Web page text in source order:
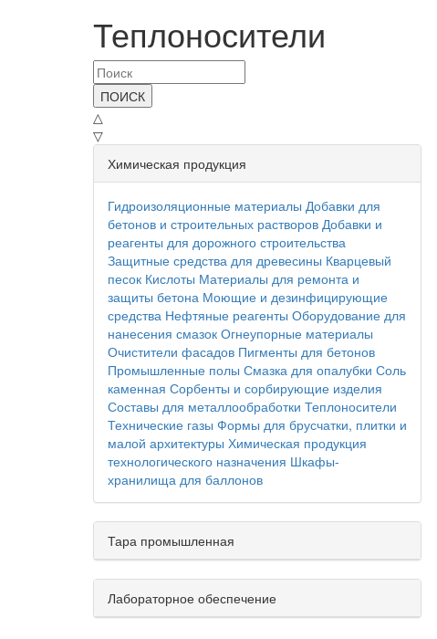
Теплоносители
ПОИСК
△
▽
Химическая продукция
Гидроизоляционные материалы Добавки для
бетонов и строительных растворов Добавки и
реагенты для дорожного строительства
Защитные средства для древесины Кварцевый
песок Кислоты Материалы для ремонта и
защиты бетона Моющие и дезинфицирующие
средства Нефтяные реагенты Оборудование для
нанесения смазок Огнеупорные материалы
Очистители фасадов Пигменты для бетонов
Промышленные полы Смазка для опалубки Соль
каменная Сорбенты и сорбирующие изделия
Составы для металлообработки Теплоносители
Технические газы Формы для брусчатки, плитки и
малой архитектуры Химическая продукция
технологического назначения Шкафы-
хранилища для баллонов
Тара промышленная
Лабораторное обеспечение